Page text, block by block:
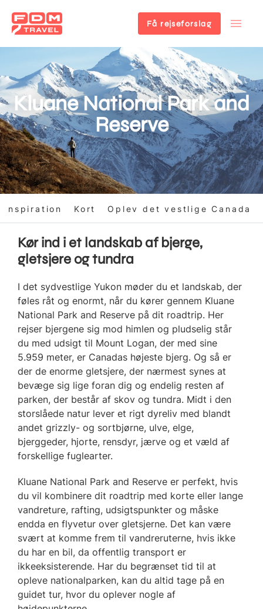
hovedindhold
Få rejseforslag
Kluane National Park and
Reserve
Inspiration Kort Oplev det vestlige Canada
Kør ind i et landskab af bjerge,
gletsjere og tundra
I det sydvestlige Yukon møder du et landskab, der
føles råt og enormt, når du kører gennem Kluane
National Park and Reserve på dit roadtrip. Her
rejser bjergene sig mod himlen og pludselig står
du med udsigt til Mount Logan, der med sine
5.959 meter, er Canadas højeste bjerg. Og så er
der de enorme gletsjere, der nærmest synes at
bevæge sig lige foran dig og endelig resten af
parken, der består af skov og tundra. Midt i den
storslåede natur lever et rigt dyreliv med blandt
andet grizzly- og sortbjørne, ulve, elge,
bjerggeder, hjorte, rensdyr, jærve og et væld af
forskellige fuglearter.
Kluane National Park and Reserve er perfekt, hvis
du vil kombinere dit roadtrip med korte eller lange
vandreture, rafting, udsigtspunkter og måske
endda en flyvetur over gletsjerne. Det kan være
svært at komme frem til vandreruterne, hvis ikke
du har en bil, da offentlig transport er
ikkeeksisterende. Har du begrænset tid til at
opleve nationalparken, kan du altid tage på en
guidet tur, hvor du oplever nogle af